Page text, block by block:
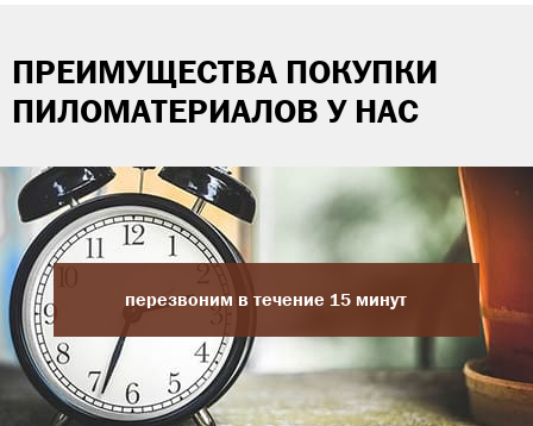
ПРЕИМУЩЕСТВА ПОКУПКИ
ПИЛОМАТЕРИАЛОВ У НАС
перезвоним в течение 15 минут